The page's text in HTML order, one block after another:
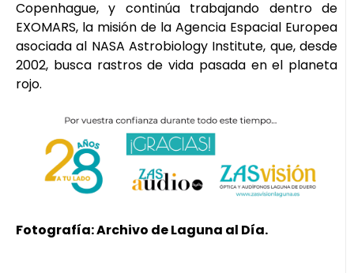
Copenhague, y continúa trabajando dentro de
EXOMARS, la misión de la Agencia Espacial Europea
asociada al NASA Astrobiology Institute, que, desde
2002, busca rastros de vida pasada en el planeta
rojo.
Fotografía: Archivo de Laguna al Día.